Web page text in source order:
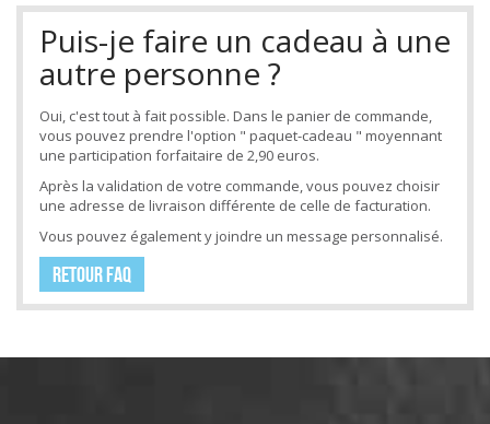
Puis-je faire un cadeau à une
autre personne ?
Oui, c'est tout à fait possible. Dans le panier de commande,
vous pouvez prendre l'option " paquet-cadeau " moyennant
une participation forfaitaire de 2,90 euros.
Après la validation de votre commande, vous pouvez choisir
une adresse de livraison différente de celle de facturation.
Vous pouvez également y joindre un message personnalisé.
RETOUR FAQ